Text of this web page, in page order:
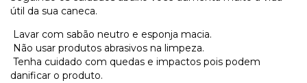
útil da sua caneca.
Lavar com sabão neutro e esponja macia.
Não usar produtos abrasivos na limpeza.
Tenha cuidado com quedas e impactos pois podem
danificar o produto.